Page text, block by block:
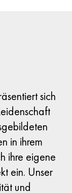
sich
in ihrem
ihre eigene
ein. Unser
und